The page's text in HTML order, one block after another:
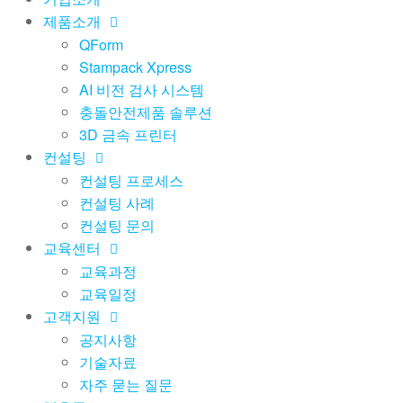
제품소개
QForm
Stampack Xpress
AI 비전 검사 시스템
충돌안전제품 솔루션
3D 금속 프린터
컨설팅
컨설팅 프로세스
컨설팅 사례
컨설팅 문의
교육센터
교육과정
교육일정
고객지원
공지사항
기술자료
자주 묻는 질문